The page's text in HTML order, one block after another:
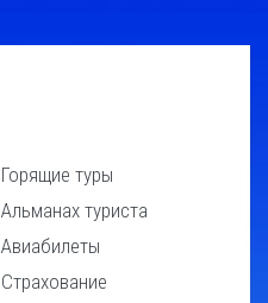
Горящие туры
Альманах туриста
Авиабилеты
Страхование